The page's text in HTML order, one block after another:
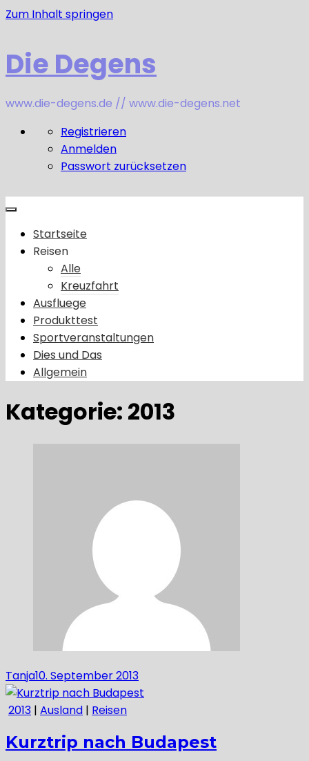
Zum Inhalt springen
Die Degens
www.die-degens.de // www.die-degens.net
Registrieren
Anmelden
Passwort zurücksetzen
Startseite
Reisen
Alle
Kreuzfahrt
Ausfluege
Produkttest
Sportveranstaltungen
Dies und Das
Allgemein
Kategorie: 2013
Tanja10. September 2013
2013 | Ausland | Reisen
Kurztrip nach Budapest